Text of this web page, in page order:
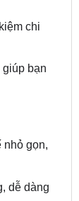
bạn
dễ dàng
suất